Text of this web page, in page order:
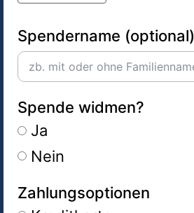
Spendername (optional)
Spende widmen?
Ja
Nein
Zahlungsoptionen